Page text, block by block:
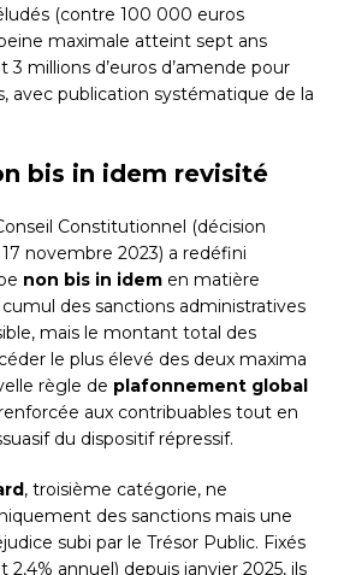
(contre 100 000 euros
maximale atteint sept ans
millions d’euros d’amende pour
avec publication systématique de la
bis in idem revisité
Constitutionnel (décision
novembre 2023) a redéfini
non bis in idem en matière
des sanctions administratives
mais le montant total des
le plus élevé des deux maxima
règle de plafonnement global
aux contribuables tout en
du dispositif répressif.
, troisième catégorie, ne
des sanctions mais une
subi par le Trésor Public. Fixés
2,4% annuel) depuis janvier 2025, ils